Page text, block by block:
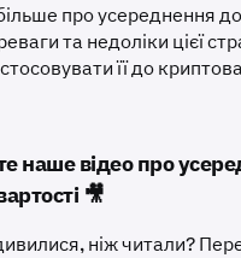
про усереднення
та недоліки цієї
її до
наше відео про
🎥
ніж читали?